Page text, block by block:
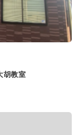
胡教室